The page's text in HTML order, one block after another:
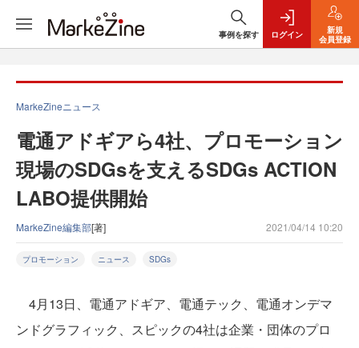
事例を探す ログイン
新規
会員登録
MarkeZineニュース
電通アドギアら4社、プロモーション
現場のSDGsを支えるSDGs ACTION
LABO提供開始
MarkeZine編集部[著] 2021/04/14 10:20
プロモーション ニュース SDGs
4月13日、電通アドギア、電通テック、電通オンデマ
ンドグラフィック、スピックの4社は企業・団体のプロ